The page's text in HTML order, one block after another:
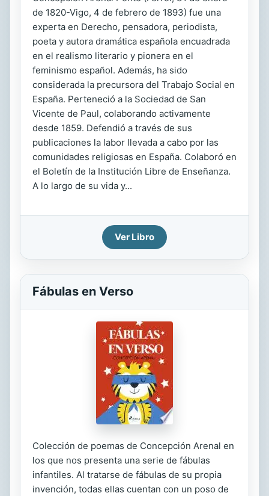
de 1820-Vigo, 4 de febrero de 1893) fue una
experta en Derecho, pensadora, periodista,
poeta y autora dramática española encuadrada
en el realismo literario y pionera en el
feminismo español. Además, ha sido
considerada la precursora del Trabajo Social en
España. Perteneció a la Sociedad de San
Vicente de Paul, colaborando activamente
desde 1859. Defendió a través de sus
publicaciones la labor llevada a cabo por las
comunidades religiosas en España. Colaboró en
el Boletín de la Institución Libre de Enseñanza.
A lo largo de su vida y...
Ver Libro
Fábulas en Verso
Colección de poemas de Concepción Arenal en
los que nos presenta una serie de fábulas
infantiles. Al tratarse de fábulas de su propia
invención, todas ellas cuentan con un poso de